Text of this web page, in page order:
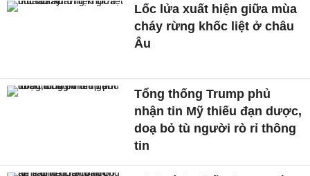
Lốc lửa xuất hiện giữa mùa
cháy rừng khốc liệt ở châu
Âu
Tổng thống Trump phủ
nhận tin Mỹ thiếu đạn dược,
doạ bỏ tù người rò rỉ thông
tin